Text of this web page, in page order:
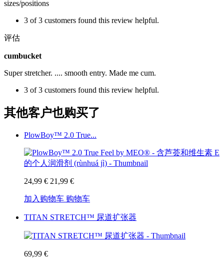
sizes/positions
3 of 3 customers found this review helpful.
评估
cumbucket
Super stretcher. .... smooth entry. Made me cum.
3 of 3 customers found this review helpful.
其他客户也购买了
PlowBoy™ 2.0 True...
24,99 € 21,99 €
加入购物车 购物车
TITAN STRETCH™ 尿道扩张器
69,99 €